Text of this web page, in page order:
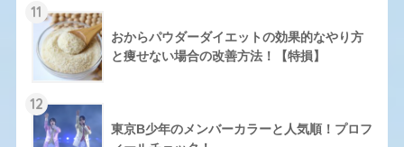
11
おからパウダーダイエットの効果的なやり方
と痩せない場合の改善方法！【特損】
12
東京B少年のメンバーカラーと人気順！プロフ